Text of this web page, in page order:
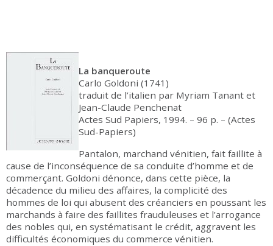
La banqueroute
Carlo Goldoni (1741)
traduit de l’italien par Myriam Tanant et
Jean-Claude Penchenat
Actes Sud Papiers, 1994. – 96 p. – (Actes
Sud-Papiers)
Pantalon, marchand vénitien, fait faillite à
cause de l’inconséquence de sa conduite d’homme et de
commerçant. Goldoni dénonce, dans cette pièce, la
décadence du milieu des affaires, la complicité des
hommes de loi qui abusent des créanciers en poussant les
marchands à faire des faillites frauduleuses et l’arrogance
des nobles qui, en systématisant le crédit, aggravent les
difficultés économiques du commerce vénitien.